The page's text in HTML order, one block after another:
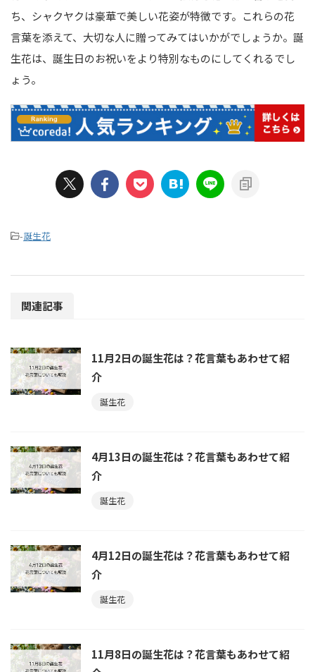
ち、シャクヤクは豪華で美しい花姿が特徴です。これらの花
言葉を添えて、大切な人に贈ってみてはいかがでしょうか。誕
生花は、誕生日のお祝いをより特別なものにしてくれるでし
ょう。
-誕生花
関連記事
11月2日の誕生花は？花言葉もあわせて紹
介
誕生花
4月13日の誕生花は？花言葉もあわせて紹
介
誕生花
4月12日の誕生花は？花言葉もあわせて紹
介
誕生花
11月8日の誕生花は？花言葉もあわせて紹